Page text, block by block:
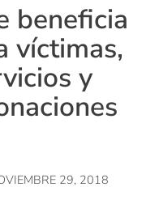
beneficia
víctimas,
y
29, 2018